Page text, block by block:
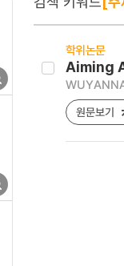
학위논문
Aiming
원문보기